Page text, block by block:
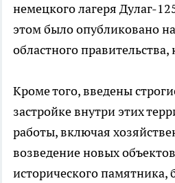
немецкого лагеря Дулаг-
этом было опубликовано
областного правительства,
Кроме того, введены
застройке внутри этих
работы, включая
возведение новых
исторического памятника,